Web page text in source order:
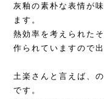
灰釉の素朴な表情が
ます。
熱効率を考えられた
作られていますので
土楽さんと言えば、
です。